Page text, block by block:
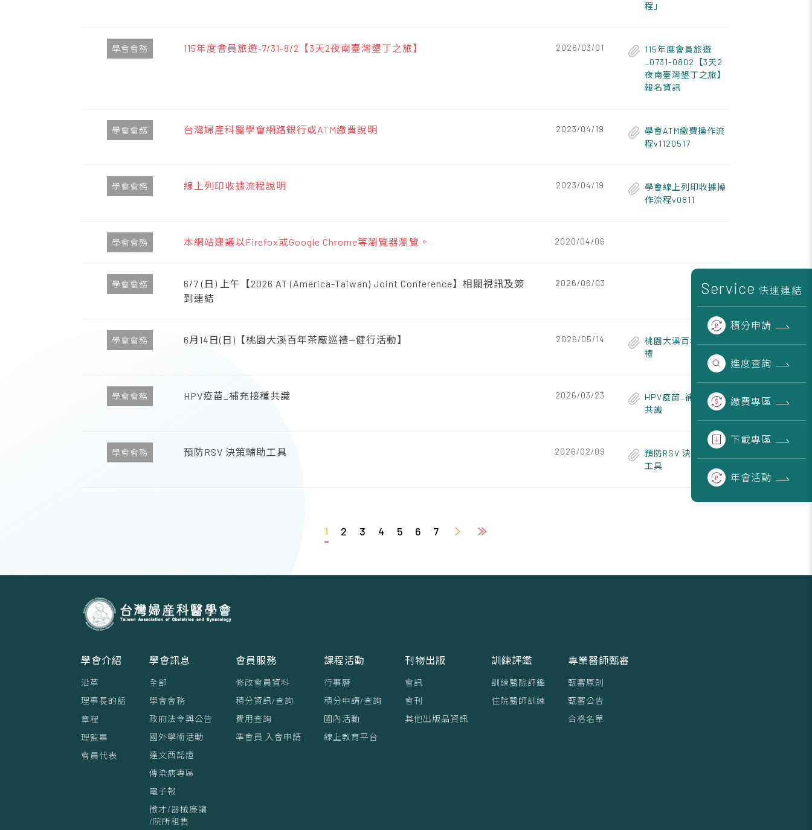
Service 快速連結
積分申請
進度查詢
繳費專區
下載專區
年會活動
程」
學會會務 115年度會員旅遊-7/31-8/2【3天2夜南臺灣墾丁之旅】 2026/03/01
115年度會員旅遊
_0731-0802【3天2
夜南臺灣墾丁之旅】
報名資訊
學會會務 台灣婦產科醫學會網路銀行或ATM繳費說明 2023/04/19
學會ATM繳費操作流
程v1120517
學會會務 線上列印收據流程說明 2023/04/19
學會線上列印收據操
作流程v0811
學會會務 本網站建議以Firefox或Google Chrome等瀏覽器瀏覽。 2020/04/06
學會會務
6/7 (日) 上午【2026 AT (America-Taiwan) Joint Conference】相關視訊及簽
到連結
2026/06/03
學會會務 6月14日(日)【桃園大溪百年茶廠巡禮—健行活動】 2026/05/14
桃園大溪百年茶廠巡
禮
學會會務 HPV疫苗_補充接種共識 2026/03/23
HPV疫苗_補充接種
共識
學會會務 預防RSV 決策輔助工具 2026/02/09
預防RSV 決策輔助
工具
1 2 3 4 5 6 7
學會介紹
沿革
理事⻑的話
章程
理監事
會員代表
學會訊息
全部
學會會務
政府法令與公告
國外學術活動
達文西認證
傳染病專區
電子報
徵才/器械廉讓
/院所租售
會員服務
修改會員資料
積分資訊/查詢
費用查詢
準會員 入會申請
課程活動
行事曆
積分申請/查詢
國內活動
線上教育平台
刊物出版
會訊
會刊
其他出版品資訊
訓練評鑑
訓練醫院評鑑
住院醫師訓練
專業醫師甄審
甄審原則
甄審公告
合格名單